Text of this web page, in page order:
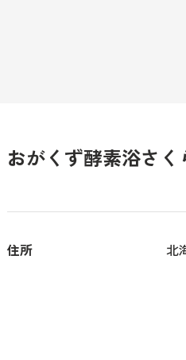
おがくず酵素浴さ
住所 北